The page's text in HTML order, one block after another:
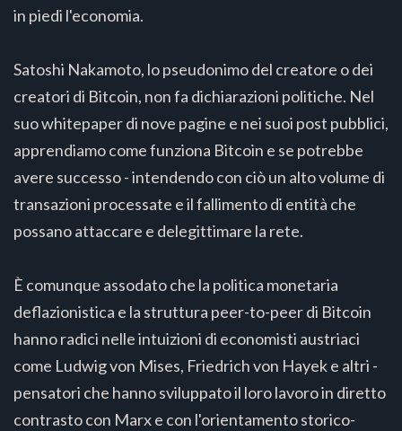
in piedi l'economia.
Satoshi Nakamoto, lo pseudonimo del creatore o dei
creatori di Bitcoin, non fa dichiarazioni politiche. Nel
suo whitepaper di nove pagine e nei suoi post pubblici,
apprendiamo come funziona Bitcoin e se potrebbe
avere successo - intendendo con ciò un alto volume di
transazioni processate e il fallimento di entità che
possano attaccare e delegittimare la rete.
È comunque assodato che la politica monetaria
deflazionistica e la struttura peer-to-peer di Bitcoin
hanno radici nelle intuizioni di economisti austriaci
come Ludwig von Mises, Friedrich von Hayek e altri -
pensatori che hanno sviluppato il loro lavoro in diretto
contrasto con Marx e con l'orientamento storico-